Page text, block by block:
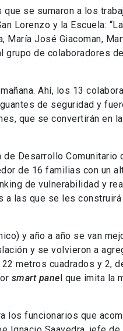
que se sumaron a los
Lorenzo y la Escuela: “La
María José Giacoman,
grupo de colaboradores
Ahí, los 13
de seguridad y
que se convertirán en la
Desarrollo Comunitario
de 16 familias con un
de vulnerabilidad y
a las que se les construirá
y año a año se van
y se volvieron a
metros cuadrados y 2,
smart pane l que imita la
los funcionarios que